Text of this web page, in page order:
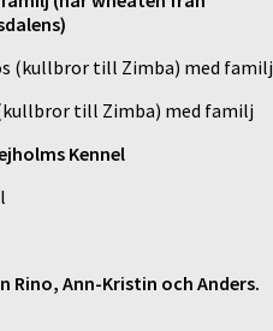
till Zimba) med familj
Kennel
Rino, Ann-Kristin och Anders.